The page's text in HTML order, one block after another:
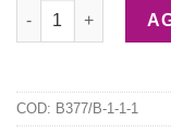
Parure pettorina e
COD: B377/B-1-1-1